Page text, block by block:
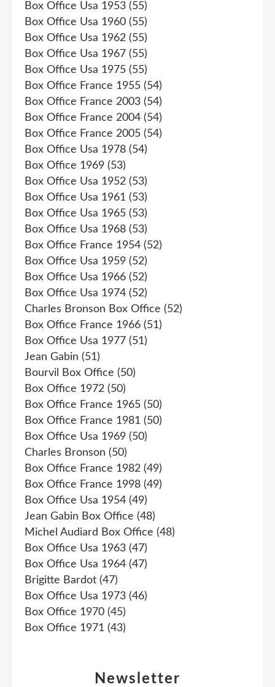
Newsletter
Box Office Usa 1953 (55)
Box Office Usa 1960 (55)
Box Office Usa 1962 (55)
Box Office Usa 1967 (55)
Box Office Usa 1975 (55)
Box Office France 1955 (54)
Box Office France 2003 (54)
Box Office France 2004 (54)
Box Office France 2005 (54)
Box Office Usa 1978 (54)
Box Office 1969 (53)
Box Office Usa 1952 (53)
Box Office Usa 1961 (53)
Box Office Usa 1965 (53)
Box Office Usa 1968 (53)
Box Office France 1954 (52)
Box Office Usa 1959 (52)
Box Office Usa 1966 (52)
Box Office Usa 1974 (52)
Charles Bronson Box Office (52)
Box Office France 1966 (51)
Box Office Usa 1977 (51)
Jean Gabin (51)
Bourvil Box Office (50)
Box Office 1972 (50)
Box Office France 1965 (50)
Box Office France 1981 (50)
Box Office Usa 1969 (50)
Charles Bronson (50)
Box Office France 1982 (49)
Box Office France 1998 (49)
Box Office Usa 1954 (49)
Jean Gabin Box Office (48)
Michel Audiard Box Office (48)
Box Office Usa 1963 (47)
Box Office Usa 1964 (47)
Brigitte Bardot (47)
Box Office Usa 1973 (46)
Box Office 1970 (45)
Box Office 1971 (43)